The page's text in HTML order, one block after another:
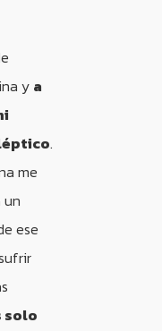
y a
.
me
un
ese
solo